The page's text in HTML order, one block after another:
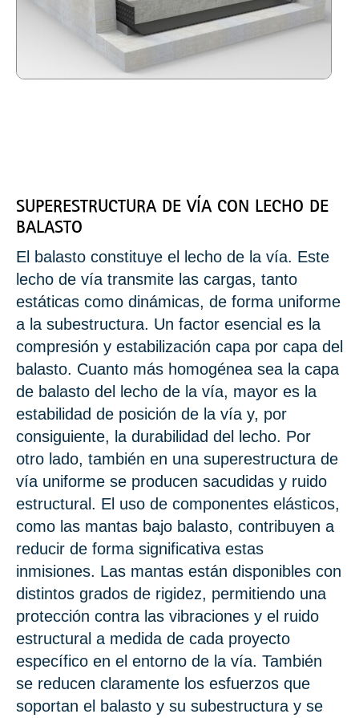
SUPERESTRUCTURA DE VÍA CON LECHO DE
BALASTO
El balasto constituye el lecho de la vía. Este
lecho de vía transmite las cargas, tanto
estáticas como dinámicas, de forma uniforme
a la subestructura. Un factor esencial es la
compresión y estabilización capa por capa del
balasto. Cuanto más homogénea sea la capa
de balasto del lecho de la vía, mayor es la
estabilidad de posición de la vía y, por
consiguiente, la durabilidad del lecho. Por
otro lado, también en una superestructura de
vía uniforme se producen sacudidas y ruido
estructural. El uso de componentes elásticos,
como las mantas bajo balasto, contribuyen a
reducir de forma significativa estas
inmisiones. Las mantas están disponibles con
distintos grados de rigidez, permitiendo una
protección contra las vibraciones y el ruido
estructural a medida de cada proyecto
específico en el entorno de la vía. También
se reducen claramente los esfuerzos que
soportan el balasto y su subestructura y se